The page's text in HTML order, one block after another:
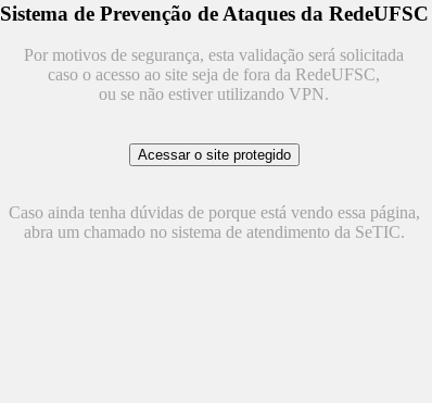
Sistema de Prevenção de Ataques da RedeUFSC
Por motivos de segurança, esta validação será solicitada
caso o acesso ao site seja de fora da RedeUFSC,
ou se não estiver utilizando VPN.
Caso ainda tenha dúvidas de porque está vendo essa página,
abra um chamado no sistema de atendimento da SeTIC.